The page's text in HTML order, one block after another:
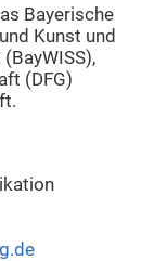
Bayerische
Kunst und
(DFG)